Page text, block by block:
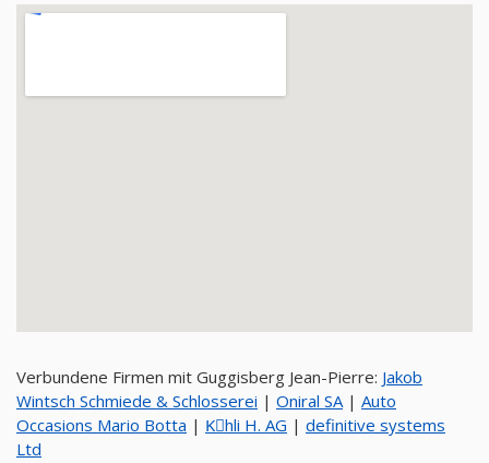
Verbundene Firmen mit Guggisberg Jean-Pierre: Jakob
Wintsch Schmiede & Schlosserei | Oniral SA | Auto
Occasions Mario Botta | Kِhli H. AG | definitive systems
Ltd